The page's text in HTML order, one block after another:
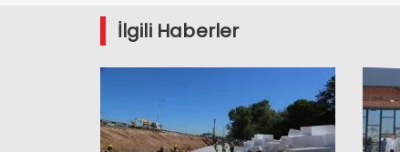
İlgili Haberler